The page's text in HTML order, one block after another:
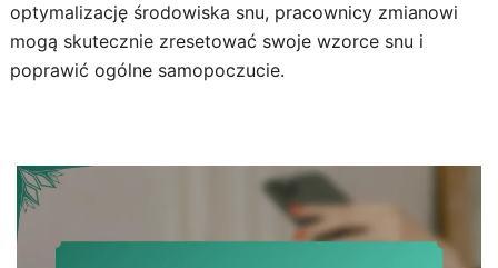
optymalizację środowiska snu, pracownicy zmianowi
mogą skutecznie zresetować swoje wzorce snu i
poprawić ogólne samopoczucie.